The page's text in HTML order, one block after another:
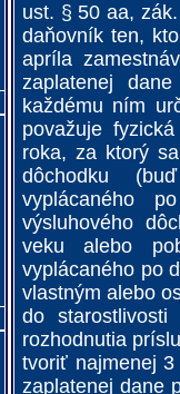
ust. § 50 aa,
daňovník ten,
apríla
zaplatenej
každému ním
považuje
roka, za ktorý
dôchodku
vyplácaného
výsluhového
veku alebo
vyplácaného po
vlastným alebo
do starostlivosti
rozhodnutia
tvoriť najmenej
zaplatenej dane